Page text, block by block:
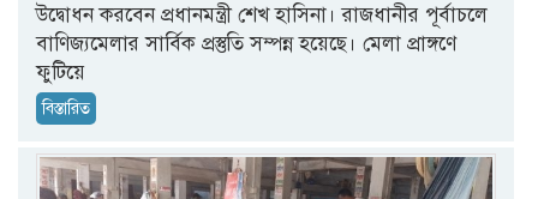
উদ্বোধন করবেন প্রধানমন্ত্রী শেখ হাসিনা। রাজধানীর পূর্বাচলে
বাণিজ্যমেলার সার্বিক প্রস্তুতি সম্পন্ন হয়েছে। মেলা প্রাঙ্গণে
ফুটিয়ে
বিস্তারিত